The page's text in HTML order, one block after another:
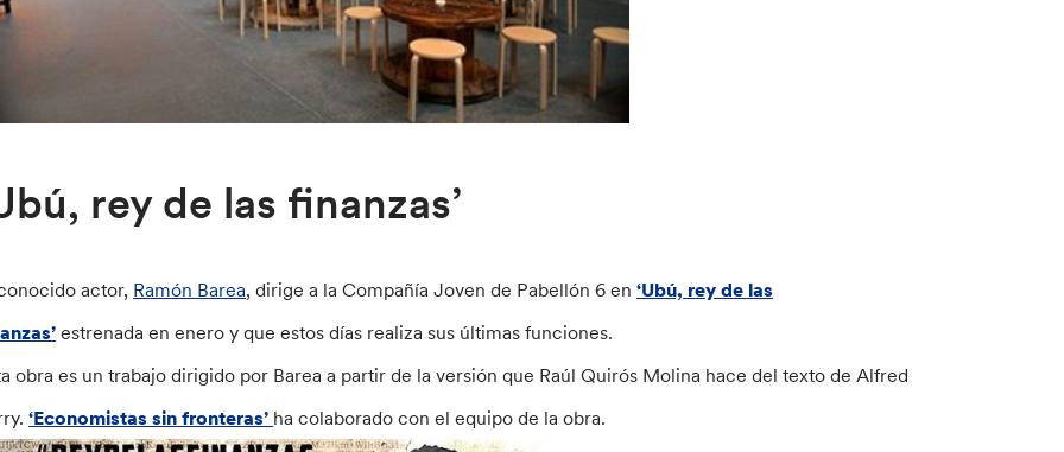
rey de las finanzas’
actor, Ramón Barea, dirige a la Compañía Joven de Pabellón 6 en‘Ubú, rey de las
estrenada en enero y que estos días realiza sus últimas funciones.
obra es un trabajo dirigido por Barea a partir de la versión que Raúl Quirós Molina hace del texto de Alfred
‘Economistas sin fronteras’ ha colaborado con el equipo de la obra.